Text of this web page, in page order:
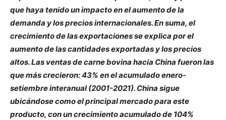
que haya tenido un impacto en el aumento de la
demanda y los precios internacionales. En suma, el
crecimiento de las exportaciones se explica por el
aumento de las cantidades exportadas y los precios
altos. Las ventas de carne bovina hacia China fueron las
que más crecieron: 43% en el acumulado enero-
setiembre interanual (2001-2021). China sigue
ubicándose como el principal mercado para este
producto, con un crecimiento acumulado de 104%